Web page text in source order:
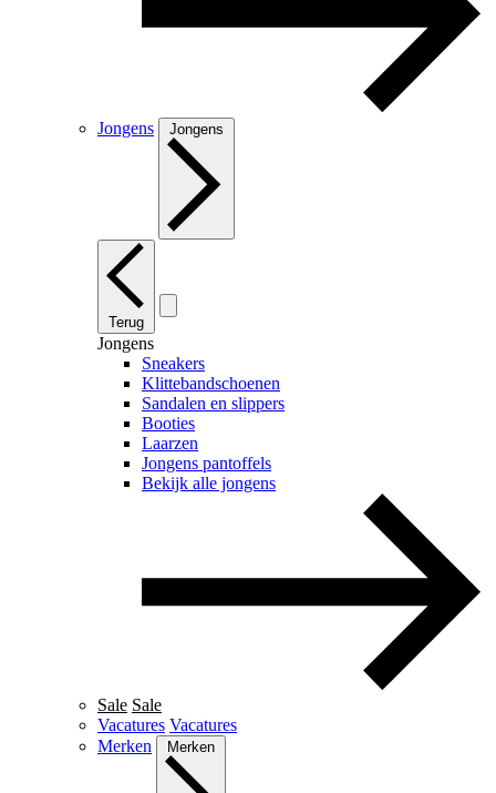
Jongens Jongens
Terug
Jongens
Sneakers
Klittebandschoenen
Sandalen en slippers
Booties
Laarzen
Jongens pantoffels
Bekijk alle jongens
Sale Sale
Vacatures Vacatures
Merken
Merken